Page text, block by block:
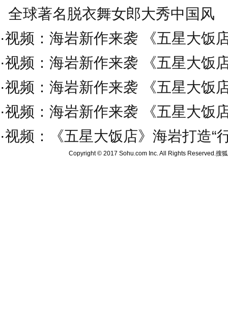
全球著名脱衣舞女郎大秀中国风
·视频：海岩新作来袭 《五星大饭
·视频：海岩新作来袭 《五星大饭
·视频：海岩新作来袭 《五星大饭
·视频：海岩新作来袭 《五星大饭
·视频：《五星大饭店》海岩打造“
Copyright © 2017 Sohu.com Inc. All Rights Reserved.搜